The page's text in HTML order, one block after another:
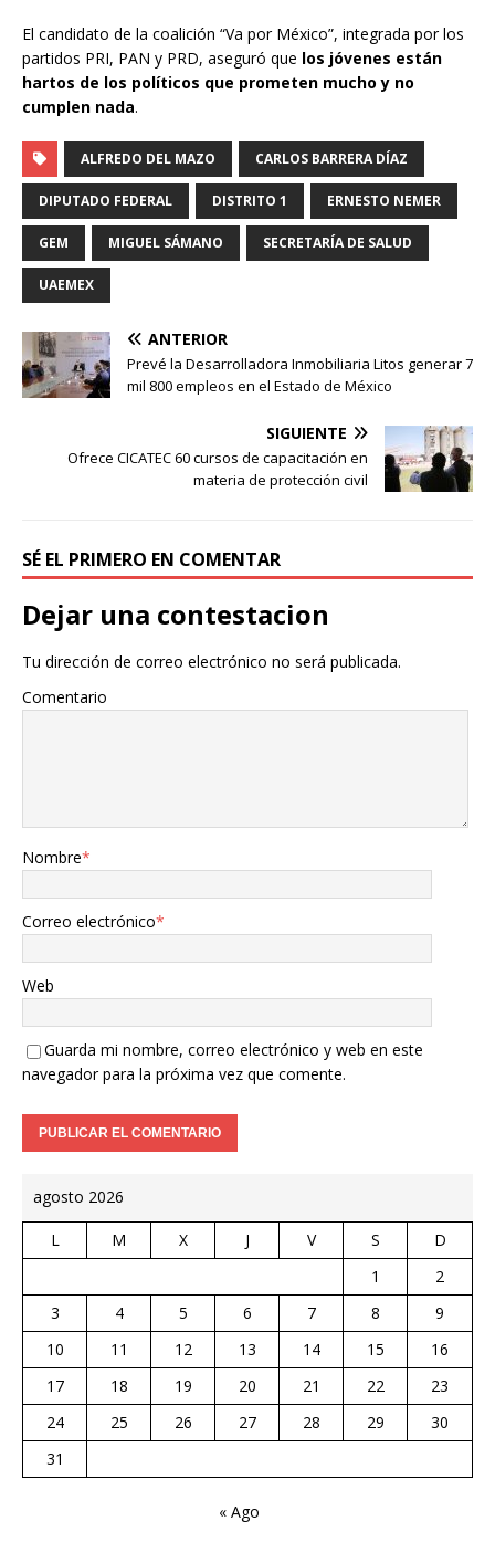
El candidato de la coalición “Va por México”, integrada por los
partidos PRI, PAN y PRD, aseguró que los jóvenes están
hartos de los políticos que prometen mucho y no
cumplen nada.
ALFREDO DEL MAZO CARLOS BARRERA DÍAZ
DIPUTADO FEDERAL DISTRITO 1 ERNESTO NEMER
GEM MIGUEL SÁMANO SECRETARÍA DE SALUD
UAEMEX
ANTERIOR
Prevé la Desarrolladora Inmobiliaria Litos generar 7
mil 800 empleos en el Estado de México
SIGUIENTE
Ofrece CICATEC 60 cursos de capacitación en
materia de protección civil
SÉ EL PRIMERO EN COMENTAR
Dejar una contestacion
Tu dirección de correo electrónico no será publicada.
Comentario
Nombre*
Correo electrónico*
Web
Guarda mi nombre, correo electrónico y web en este
navegador para la próxima vez que comente.
agosto 2026
L M X J V S
D
1
2
3
4 5 6 7 8
9
10
11 12 13 14 15
16
17
18 19 20 21 22
23
24
25 26 27 28 29
30
31
« Ago